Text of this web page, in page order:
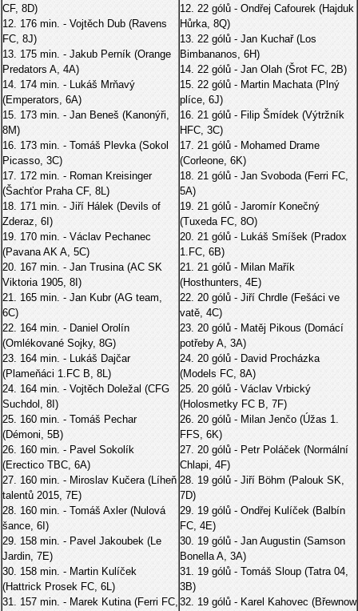
CF, 8D)
12. 176 min. - Vojtěch Dub (Ravens
FC, 8J)
13. 175 min. - Jakub Perník (Orange
Predators A, 4A)
14. 174 min. - Lukáš Mrňavý
(Emperators, 6A)
15. 173 min. - Jan Beneš (Kanonýři,
8M)
16. 173 min. - Tomáš Plevka (Sokol
Picasso, 3C)
17. 172 min. - Roman Kreisinger
(Šachťor Praha CF, 8L)
18. 171 min. - Jiří Hálek (Devils of
Zderaz, 6I)
19. 170 min. - Václav Pechanec
(Pavana AK A, 5C)
20. 167 min. - Jan Trusina (AC SK
Viktoria 1905, 8I)
21. 165 min. - Jan Kubr (AG team,
6C)
22. 164 min. - Daniel Orolín
(Omlékované Sojky, 8G)
23. 164 min. - Lukáš Dajčar
(Plameňáci 1.FC B, 8L)
24. 164 min. - Vojtěch Doležal (CFG
Suchdol, 8I)
25. 160 min. - Tomáš Pechar
(Démoni, 5B)
26. 160 min. - Pavel Sokolík
(Erectico TBC, 6A)
27. 160 min. - Miroslav Kučera (Líheň
talentů 2015, 7E)
28. 160 min. - Tomáš Axler (Nulová
šance, 6I)
29. 158 min. - Pavel Jakoubek (Le
Jardin, 7E)
30. 158 min. - Martin Kulíček
(Hattrick Prosek FC, 6L)
31. 157 min. - Marek Kutina (Ferri FC,
12. 22 gólů - Ondřej Cafourek (Hajduk
Hůrka, 8Q)
13. 22 gólů - Jan Kuchař (Los
Bimbananos, 6H)
14. 22 gólů - Jan Olah (Šrot FC, 2B)
15. 22 gólů - Martin Machata (Plný
plíce, 6J)
16. 21 gólů - Filip Šmídek (Výtržník
HFC, 3C)
17. 21 gólů - Mohamed Drame
(Corleone, 6K)
18. 21 gólů - Jan Svoboda (Ferri FC,
5A)
19. 21 gólů - Jaromír Konečný
(Tuxeda FC, 8O)
20. 21 gólů - Lukáš Smíšek (Pradox
1.FC, 6B)
21. 21 gólů - Milan Mařík
(Hosthunters, 4E)
22. 20 gólů - Jiří Chrdle (Fešáci ve
vatě, 4C)
23. 20 gólů - Matěj Pikous (Domácí
potřeby A, 3A)
24. 20 gólů - David Procházka
(Models FC, 8A)
25. 20 gólů - Václav Vrbický
(Holosmetky FC B, 7F)
26. 20 gólů - Milan Jenčo (Úžas 1.
FFS, 6K)
27. 20 gólů - Petr Poláček (Normální
Chlapi, 4F)
28. 19 gólů - Jiří Böhm (Palouk SK,
7D)
29. 19 gólů - Ondřej Kulíček (Balbín
FC, 4E)
30. 19 gólů - Jan Augustin (Samson
Bonella A, 3A)
31. 19 gólů - Tomáš Sloup (Tatra 04,
3B)
32. 19 gólů - Karel Kahovec (Břewnow